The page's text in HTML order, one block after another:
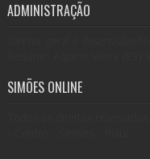
ADMINISTRAÇÃO
SIMÕES ONLINE